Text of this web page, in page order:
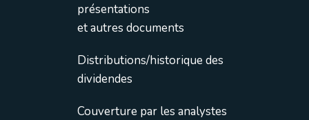
présentations
et autres documents
Distributions/historique des
dividendes
Couverture par les analystes